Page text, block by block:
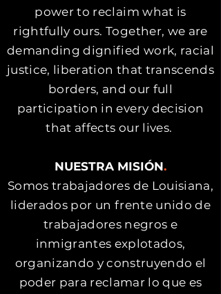
power to reclaim what is
rightfully ours. Together, we are
demanding dignified work, racial
justice, liberation that transcends
borders, and our full
participation in every decision
that affects our lives.
NUESTRA MISIÓN.
Somos trabajadores de Louisiana,
liderados por un frente unido de
trabajadores negros e
inmigrantes explotados,
organizando y construyendo el
poder para reclamar lo que es